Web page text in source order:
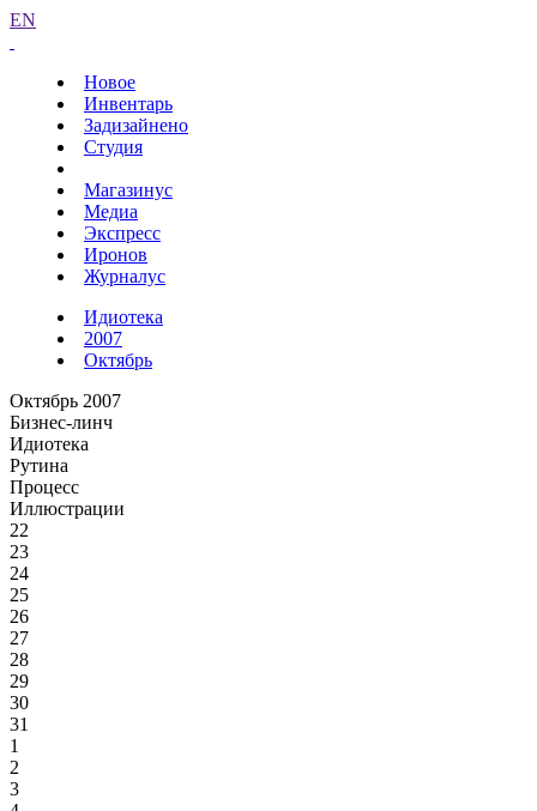
EN
Новое
Инвентарь
Задизайнено
Студия
Магазинус
Медиа
Экспресс
Иронов
Журналус
Идиотека
2007
Октябрь
Октябрь 2007
Бизнес-линч
Идиотека
Рутина
Процесс
Иллюстрации
22
23
24
25
26
27
28
29
30
31
1
2
3